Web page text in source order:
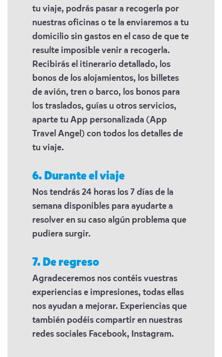
tu viaje, podrás pasar a recogerla por
nuestras oficinas o te la enviaremos a tu
domicilio sin gastos en el caso de que te
resulte imposible venir a recogerla.
Recibirás el itinerario detallado, los
bonos de los alojamientos, los billetes
de avión, tren o barco, los bonos para
los traslados, guías u otros servicios,
aparte tu App personalizada (App
Travel Angel) con todos los detalles de
tu viaje.
6. Durante el viaje
Nos tendrás 24 horas los 7 días de la
semana disponibles para ayudarte a
resolver en su caso algún problema que
pudiera surgir.
7. De regreso
Agradeceremos nos contéis vuestras
experiencias e impresiones, todas ellas
nos ayudan a mejorar. Experiencias que
también podéis compartir en nuestras
redes sociales Facebook, Instagram.